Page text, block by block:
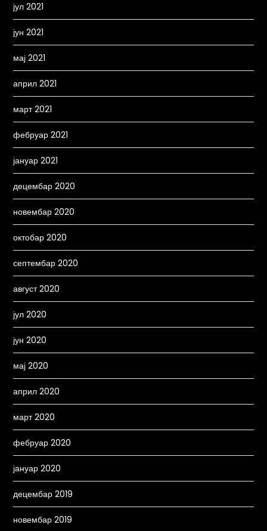
јул 2021
јун 2021
мај 2021
април 2021
март 2021
фебруар 2021
јануар 2021
децембар 2020
новембар 2020
октобар 2020
септембар 2020
август 2020
јул 2020
јун 2020
мај 2020
април 2020
март 2020
фебруар 2020
јануар 2020
децембар 2019
новембар 2019